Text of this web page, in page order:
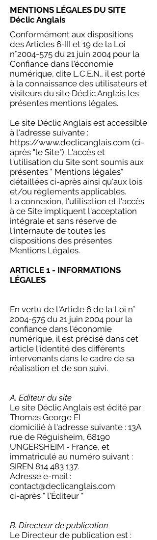
MENTIONS LÉGALES DU SITE
Déclic Anglais
Conformément aux dispositions
des Articles 6-III et 19 de la Loi
n°2004-575 du 21 juin 2004 pour la
Confiance dans l'économie
numérique, dite L.C.E.N., il est porté
à la connaissance des utilisateurs et
visiteurs du site Déclic Anglais les
présentes mentions légales.
Le site Déclic Anglais est accessible
à l'adresse suivante :
https://www.declicanglais.com (ci-
après "le Site"). L'accès et
l'utilisation du Site sont soumis aux
présentes " Mentions légales"
détaillées ci-après ainsi qu'aux lois
et/ou règlements applicables.
La connexion, l'utilisation et l'accès
à ce Site impliquent l'acceptation
intégrale et sans réserve de
l'internaute de toutes les
dispositions des présentes
Mentions Légales.
ARTICLE 1 - INFORMATIONS
LÉGALES
En vertu de l'Article 6 de la Loi n°
2004-575 du 21 juin 2004 pour la
confiance dans l'économie
numérique, il est précisé dans cet
article l'identité des différents
intervenants dans le cadre de sa
réalisation et de son suivi.
A. Editeur du site
Le site Déclic Anglais est édité par :
Thomas George EI
domicilié à l'adresse suivante : 13A
rue de Réguisheim, 68190
UNGERSHEIM - France, et
immatriculé au numéro suivant :
SIREN 814 483 137.
Adresse e-mail :
contact@declicanglais.com
ci-après " l'Éditeur "
B. Directeur de publication
Le Directeur de publication est :